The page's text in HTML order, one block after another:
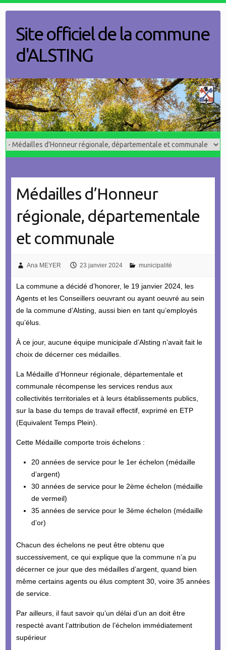
contentSite officiel de la commune
d'ALSTING
Médailles d’Honneur
régionale, départementale
et communale
Ana MEYER 23 janvier 2024 municipalité
La commune a décidé d’honorer, le 19 janvier 2024, les
Agents et les Conseillers oeuvrant ou ayant oeuvré au sein
de la commune d’Alsting, aussi bien en tant qu’employés
qu’élus.
À ce jour, aucune équipe municipale d’Alsting n’avait fait le
choix de décerner ces médailles.
La Médaille d’Honneur régionale, départementale et
communale récompense les services rendus aux
collectivités territoriales et à leurs établissements publics,
sur la base du temps de travail effectif, exprimé en ETP
(Equivalent Temps Plein).
Cette Médaille comporte trois échelons :
20 années de service pour le 1er échelon (médaille
d’argent)
30 années de service pour le 2ème échelon (médaille
de vermeil)
35 années de service pour le 3ème échelon (médaille
d’or)
Chacun des échelons ne peut être obtenu que
successivement, ce qui explique que la commune n’a pu
décerner ce jour que des médailles d’argent, quand bien
même certains agents ou élus comptent 30, voire 35 années
de service.
Par ailleurs, il faut savoir qu’un délai d’un an doit être
respecté avant l’attribution de l’échelon immédiatement
supérieur